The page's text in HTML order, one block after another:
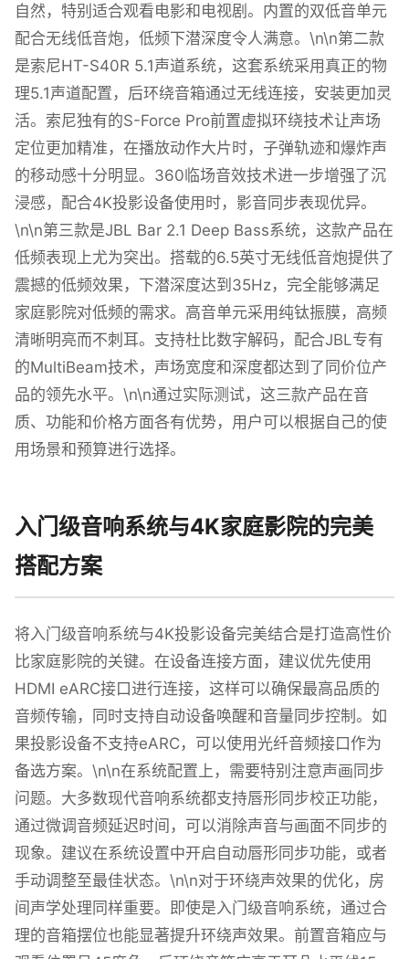
自然，特别适合观看电影和电视剧。内置的双低音单元
配合无线低音炮，低频下潜深度令人满意。\n\n第二款
是索尼HT-S40R 5.1声道系统，这套系统采用真正的物
理5.1声道配置，后环绕音箱通过无线连接，安装更加灵
活。索尼独有的S-Force Pro前置虚拟环绕技术让声场
定位更加精准，在播放动作大片时，子弹轨迹和爆炸声
的移动感十分明显。360临场音效技术进一步增强了沉
浸感，配合4K投影设备使用时，影音同步表现优异。
\n\n第三款是JBL Bar 2.1 Deep Bass系统，这款产品在
低频表现上尤为突出。搭载的6.5英寸无线低音炮提供了
震撼的低频效果，下潜深度达到35Hz，完全能够满足
家庭影院对低频的需求。高音单元采用纯钛振膜，高频
清晰明亮而不刺耳。支持杜比数字解码，配合JBL专有
的MultiBeam技术，声场宽度和深度都达到了同价位产
品的领先水平。\n\n通过实际测试，这三款产品在音
质、功能和价格方面各有优势，用户可以根据自己的使
用场景和预算进行选择。
入门级音响系统与4K家庭影院的完美
搭配方案
将入门级音响系统与4K投影设备完美结合是打造高性价
比家庭影院的关键。在设备连接方面，建议优先使用
HDMI eARC接口进行连接，这样可以确保最高品质的
音频传输，同时支持自动设备唤醒和音量同步控制。如
果投影设备不支持eARC，可以使用光纤音频接口作为
备选方案。\n\n在系统配置上，需要特别注意声画同步
问题。大多数现代音响系统都支持唇形同步校正功能，
通过微调音频延迟时间，可以消除声音与画面不同步的
现象。建议在系统设置中开启自动唇形同步功能，或者
手动调整至最佳状态。\n\n对于环绕声效果的优化，房
间声学处理同样重要。即使是入门级音响系统，通过合
理的音箱摆位也能显著提升环绕声效果。前置音箱应与